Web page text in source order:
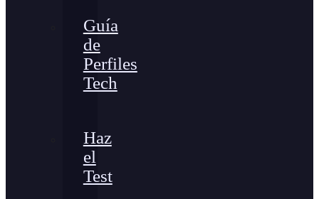
Guía
de
Perfiles
Tech
Haz
el
Test